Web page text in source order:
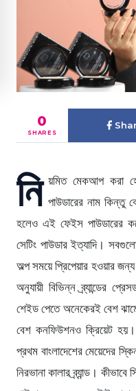
0
SHARES
নি য়মিত মেকআপ করা
পাউডারের নাম কিন্তু
হলেও এই ফেইস পাউডারের
সেটিং পাউডার ইত্যাদি।
অল্প সময়ে প্রিপেয়ার হওয়ার
অনুযায়ী বিভিন্ন ব্র্যান্ডের
শেইড পেতে অনেকেরই বেশ
বেশ কনফিউশনও ক্রিয়েট
প্রথম বাংলাদেশের মেয়েদের
নিরভানা কালার ব্র্যান্ড।